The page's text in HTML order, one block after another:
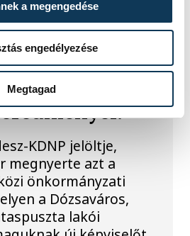
a megengedése
engedélyezése
Megtagad
VÁLASZTÁS
a hétvégi
időközi
KDNP jelöltje,
megnyerte azt a
önkormányzati
a Dózsaváros,
lakói